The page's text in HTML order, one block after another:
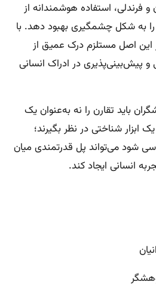
استفاده هوشمندانه از
را به شکل چشمگیری بهبود دهد. با
این اصل مستلزم درک عمیق از
پیش‌بینی‌پذیری در ادراک انسانی
باید تقارن را نه به‌عنوان یک
ابزار شناختی در نظر بگیرند؛
شود می‌تواند پل قدرتمندی میان
انسانی ایجاد کند.